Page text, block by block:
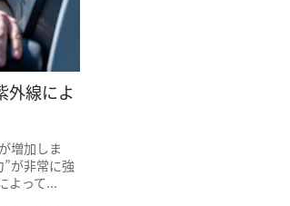
外線によ
増加しま
”が非常に強
よって...